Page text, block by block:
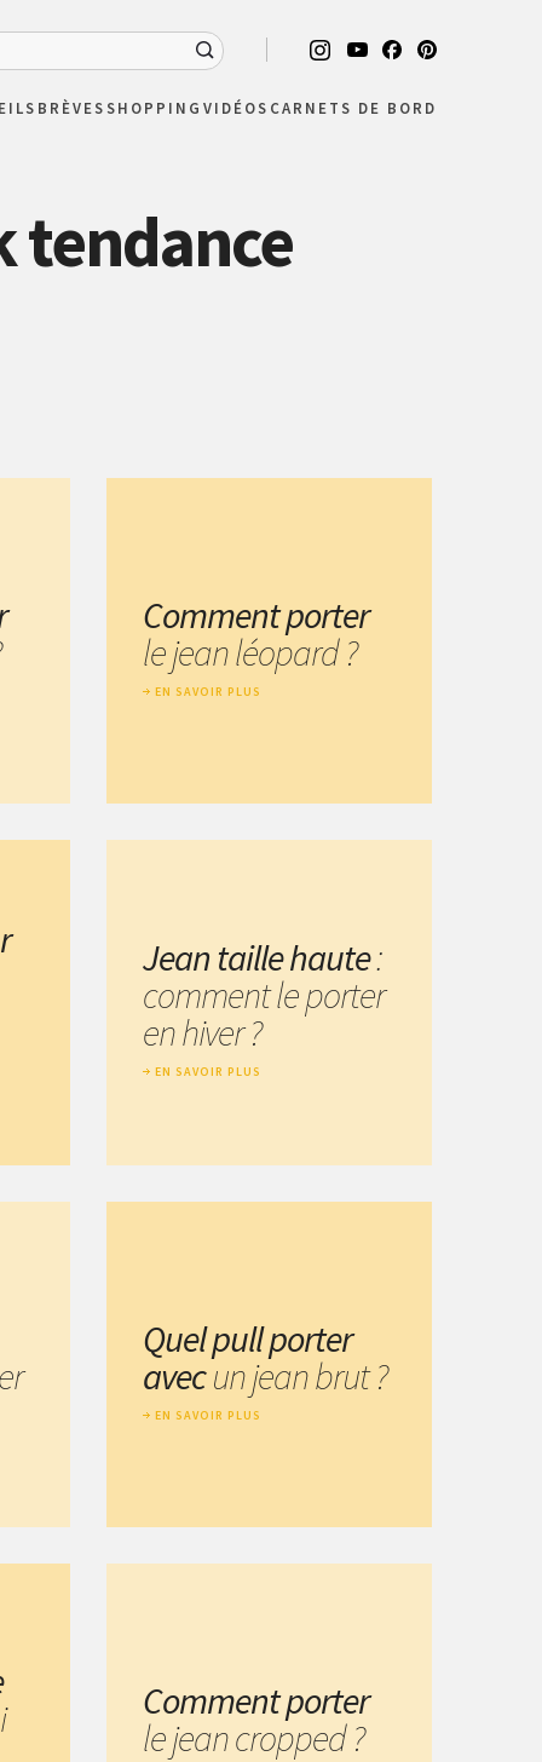
BRÈVESSHOPPING VIDÉOS CARNETS DE BORD
tendance
Comment porter
le jean léopard ?
EN SAVOIR PLUS
Jean taille haute:
comment le porter
en hiver ?
EN SAVOIR PLUS
Quel pull porter
avecun jean brut ?
EN SAVOIR PLUS
Comment porter
le jean cropped ?